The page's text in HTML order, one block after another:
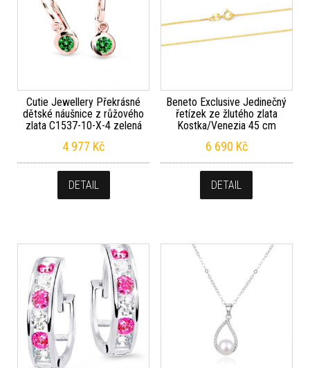
Cutie Jewellery Překrásné
dětské náušnice z růžového
zlata C1537-10-X-4 zelená
4 977 Kč
DETAIL
Beneto Exclusive Jedinečný
řetízek ze žlutého zlata
Kostka/Venezia 45 cm
6 690 Kč
DETAIL